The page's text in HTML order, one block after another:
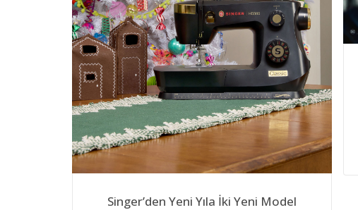
Singer’den Yeni Yıla İki Yeni Model